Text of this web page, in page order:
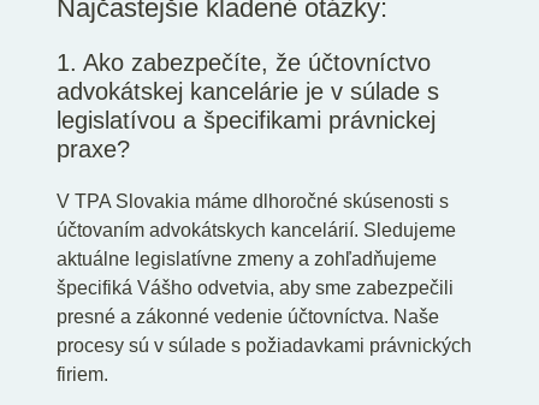
Najčastejšie kladené otázky:
1. Ako zabezpečíte, že účtovníctvo
advokátskej kancelárie je v súlade s
legislatívou a špecifikami právnickej
praxe?
V TPA Slovakia máme dlhoročné skúsenosti s
účtovaním advokátskych kancelárií. Sledujeme
aktuálne legislatívne zmeny a zohľadňujeme
špecifiká Vášho odvetvia, aby sme zabezpečili
presné a zákonné vedenie účtovníctva. Naše
procesy sú v súlade s požiadavkami právnických
firiem.